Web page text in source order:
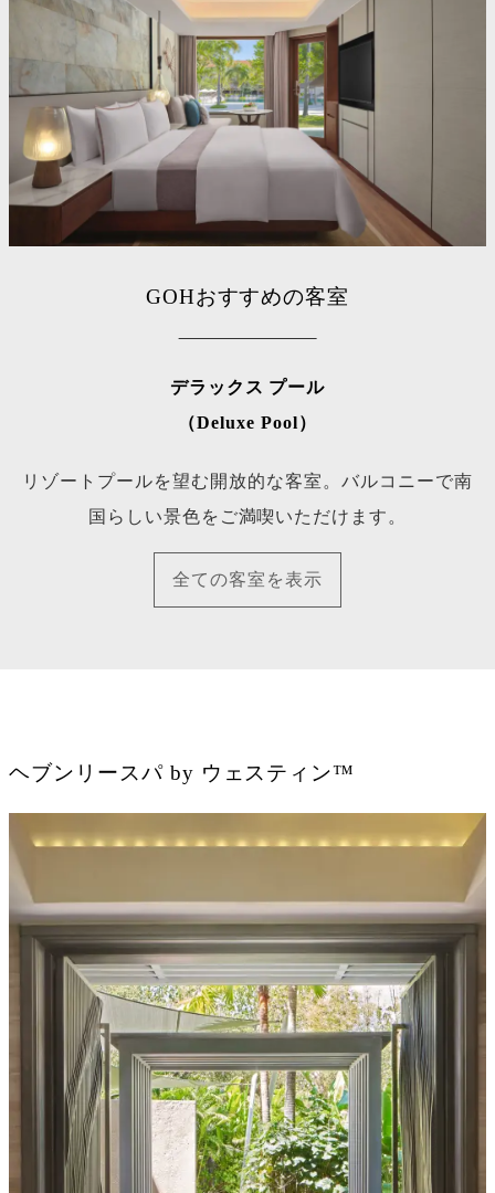
GOHおすすめの客室
デラックス プール
（Deluxe Pool）
リゾートプールを望む開放的な客室。バルコニーで南
国らしい景色をご満喫いただけます。
全ての客室を表示
ヘブンリースパ by ウェスティン™